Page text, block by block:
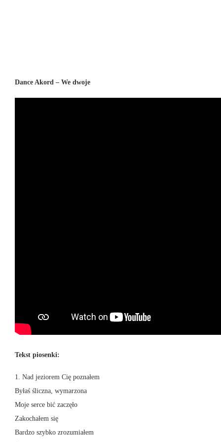
Dance Akord – We dwoje
Tekst piosenki:
1. Nad jeziorem Cię poznałem
Byłaś śliczna, wymarzona
Moje serce bić zaczęło
Zakochałem się
Bardzo szybko zrozumiałem